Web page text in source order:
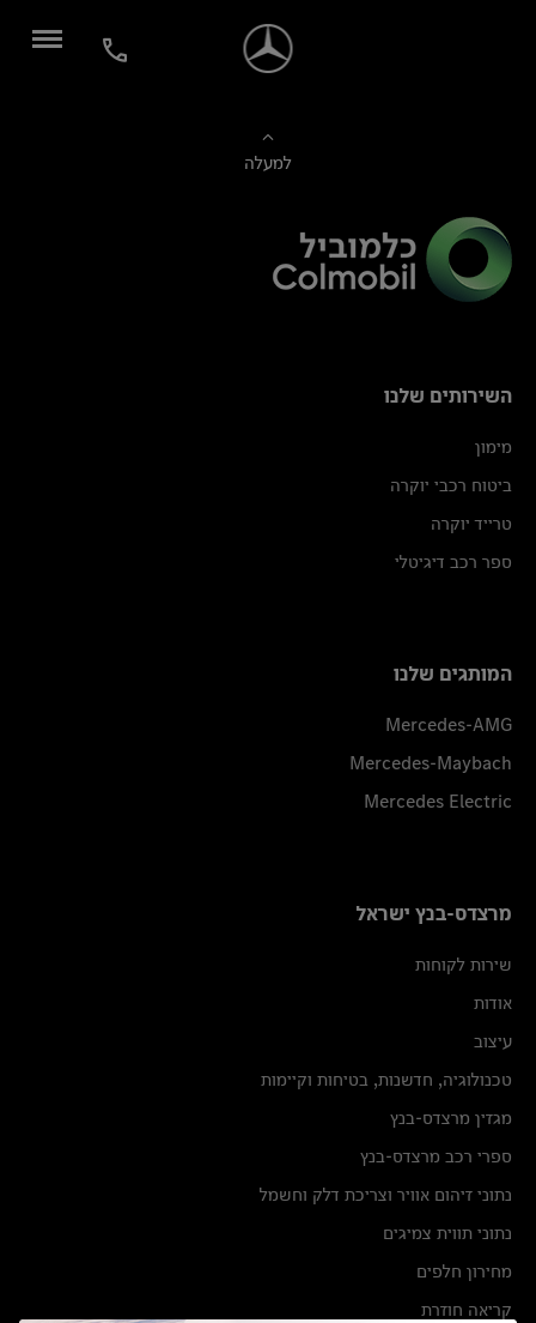
למעלה
השירותים שלנו
מימון
ביטוח רכבי יוקרה
טרייד יוקרה
ספר רכב דיגיטלי
המותגים שלנו
Mercedes-AMG
Mercedes-Maybach
Mercedes Electric
מרצדס-בנץ ישראל
שירות לקוחות
אודות
עיצוב
טכנולוגיה, חדשנות, בטיחות וקיימות
מגזין מרצדס-בנץ
ספרי רכב מרצדס-בנץ
נתוני זיהום אוויר וצריכת דלק וחשמל
נתוני תווית צמיגים
מחירון חלפים
קריאה חוזרת